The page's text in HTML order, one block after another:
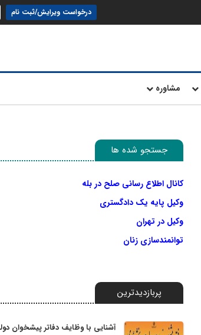
درخواست ویرایش/ثبت نام
مشاوره
جستجو شده ها
کانال اطلاع رسانی صلح در بله
وکیل پایه یک دادگستری
وکیل در تهران
توانمندسازی زنان
پربازدیدترین
آشنایی با وظایف دفاتر پیشخوان